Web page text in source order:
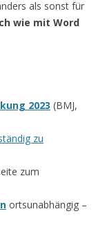
als sonst für
wie mit Word
2023 (BMJ,
zu
zum
ortsunabhängig –